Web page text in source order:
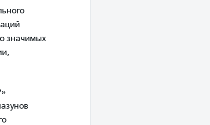
значимых